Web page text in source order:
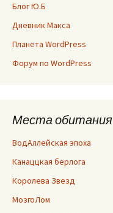
Блог Ю.Б
Дневник Макса
Планета WordPress
Форум по WordPress
Места обитания
ВодАллейская эпоха
Канаццкая берлога
Королева Звезд
МозгоЛом